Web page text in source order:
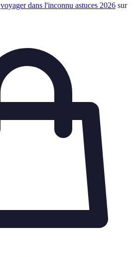
voyager dans l'inconnu astuces 2026 sur